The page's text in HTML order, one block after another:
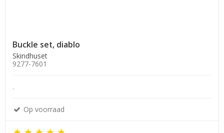
Buckle set, diablo
Skindhuset
9277-7601
.
Op voorraad